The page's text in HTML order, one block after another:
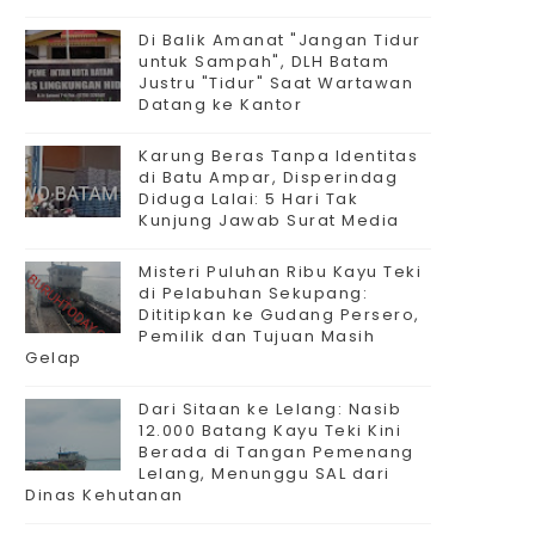
Di Balik Amanat "Jangan Tidur
untuk Sampah", DLH Batam
Justru "Tidur" Saat Wartawan
Datang ke Kantor
Karung Beras Tanpa Identitas
di Batu Ampar, Disperindag
Diduga Lalai: 5 Hari Tak
Kunjung Jawab Surat Media
Misteri Puluhan Ribu Kayu Teki
di Pelabuhan Sekupang:
Dititipkan ke Gudang Persero,
Pemilik dan Tujuan Masih
Gelap
Dari Sitaan ke Lelang: Nasib
12.000 Batang Kayu Teki Kini
Berada di Tangan Pemenang
Lelang, Menunggu SAL dari
Dinas Kehutanan